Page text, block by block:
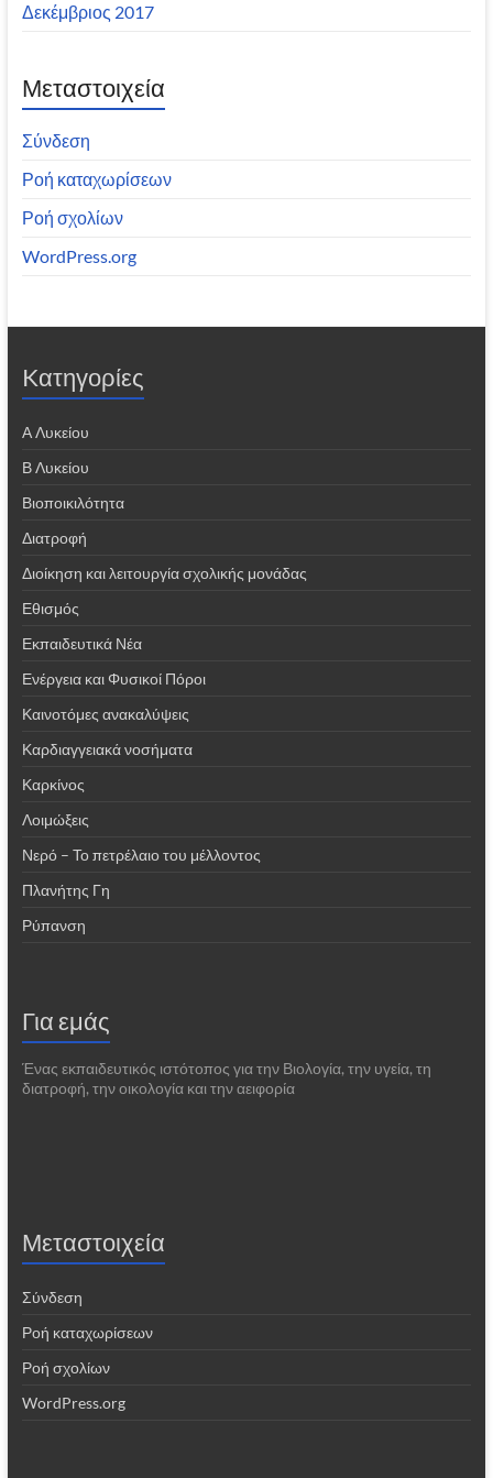
Δεκέμβριος 2017
Μεταστοιχεία
Σύνδεση
Ροή καταχωρίσεων
Ροή σχολίων
WordPress.org
Kατηγορίες
Α Λυκείου
Β Λυκείου
Βιοποικιλότητα
Διατροφή
Διοίκηση και λειτουργία σχολικής μονάδας
Εθισμός
Εκπαιδευτικά Νέα
Ενέργεια και Φυσικοί Πόροι
Καινοτόμες ανακαλύψεις
Καρδιαγγειακά νοσήματα
Καρκίνος
Λοιμώξεις
Νερό – Το πετρέλαιο του μέλλοντος
Πλανήτης Γη
Ρύπανση
Για εμάς
Ένας εκπαιδευτικός ιστότοπος για την Βιολογία, την υγεία, τη
διατροφή, την οικολογία και την αειφορία
Μεταστοιχεία
Σύνδεση
Ροή καταχωρίσεων
Ροή σχολίων
WordPress.org